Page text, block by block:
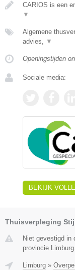
CARIOS is een
▼
Algemene
advies,
▼
Openingstijden
Sociale media:
BEKIJK
Thuisverpleging
Niet gevestigd in
provincie Limburg.
Limburg »